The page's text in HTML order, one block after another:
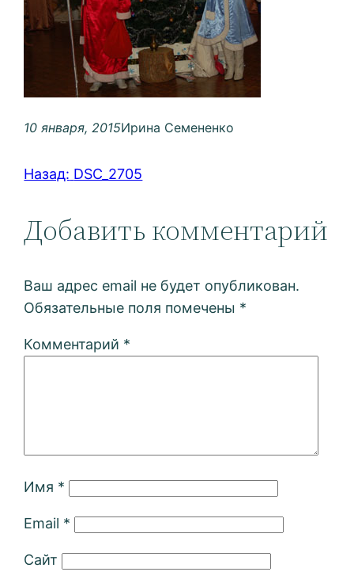
10 января, 2015Ирина Семененко
Назад: DSC_2705
Добавить комментарий
Ваш адрес email не будет опубликован.
Обязательные поля помечены *
Комментарий *
Имя *
Email *
Сайт